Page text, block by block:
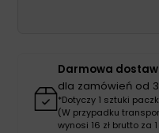
Darmowa
dla zamówień od
*Dotyczy 1 sztuki
(W przypadku
wynosi 16 zł brutto za